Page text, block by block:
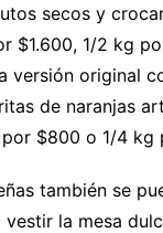
secos y
$1.600, 1/2 kg
versión original
de naranjas
$800 o 1/4 kg
también se
la mesa